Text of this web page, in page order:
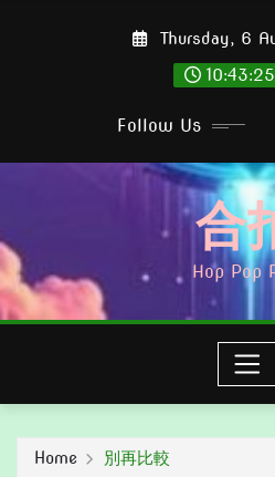
Thursday, 6
Follow Us
合
Hop Pop
Home 別再比較